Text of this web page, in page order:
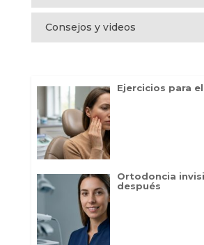
Consejos y videos
Ejercicios para
Ortodoncia
después